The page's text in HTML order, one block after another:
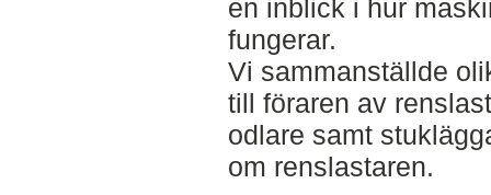
en inblick i hur
fungerar.
Vi sammanställde
till föraren av
odlare samt
om renslastaren.